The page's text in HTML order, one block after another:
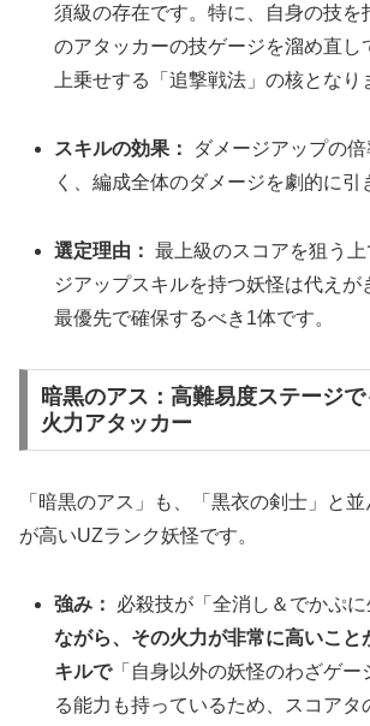
須級の存在です。特に、自身の技を
のアタッカーの技ゲージを溜め直し
上乗せする「追撃戦法」の核となり
スキルの効果：
ダメージアップの
く、編成全体のダメージを劇的に引
選定理由： 最上級のスコアを狙う
ジアップスキルを持つ妖怪は代えが
最優先で確保するべき1体です。
暗黒のアス：高難易度ステージ
火力アタッカー
「暗黒のアス」も、「黒衣の剣士」と
が高いUZランク妖怪です。
強み： 必殺技が「全消し＆でかぷに
ながら、その火力が非常に高いこと
キルで「自身以外の妖怪のわざゲー
る能力も持っているため、スコアタ